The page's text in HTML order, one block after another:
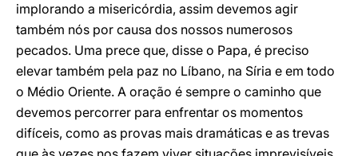
implorando a misericórdia, assim devemos agir
também nós por causa dos nossos numerosos
pecados. Uma prece que, disse o Papa, é preciso
elevar também pela paz no Líbano, na Síria e em todo
o Médio Oriente. A oração é sempre o caminho que
devemos percorrer para enfrentar os momentos
difíceis, como as provas mais dramáticas e as trevas